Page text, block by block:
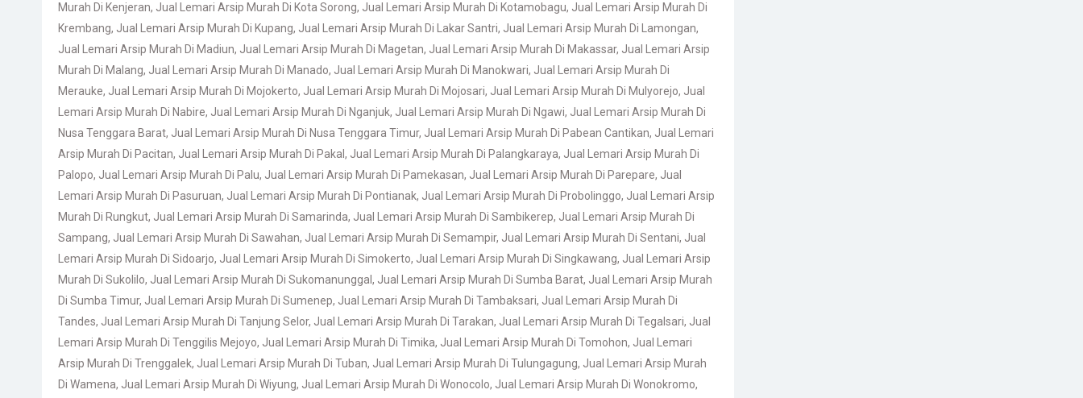
Murah Di Kenjeran, Jual Lemari Arsip Murah Di Kota Sorong, Jual Lemari Arsip Murah Di Kotamobagu, Jual Lemari Arsip Murah Di
Krembang, Jual Lemari Arsip Murah Di Kupang, Jual Lemari Arsip Murah Di Lakar Santri, Jual Lemari Arsip Murah Di Lamongan,
Jual Lemari Arsip Murah Di Madiun, Jual Lemari Arsip Murah Di Magetan, Jual Lemari Arsip Murah Di Makassar, Jual Lemari Arsip
Murah Di Malang, Jual Lemari Arsip Murah Di Manado, Jual Lemari Arsip Murah Di Manokwari, Jual Lemari Arsip Murah Di
Merauke, Jual Lemari Arsip Murah Di Mojokerto, Jual Lemari Arsip Murah Di Mojosari, Jual Lemari Arsip Murah Di Mulyorejo, Jual
Lemari Arsip Murah Di Nabire, Jual Lemari Arsip Murah Di Nganjuk, Jual Lemari Arsip Murah Di Ngawi, Jual Lemari Arsip Murah Di
Nusa Tenggara Barat, Jual Lemari Arsip Murah Di Nusa Tenggara Timur, Jual Lemari Arsip Murah Di Pabean Cantikan, Jual Lemari
Arsip Murah Di Pacitan, Jual Lemari Arsip Murah Di Pakal , Jual Lemari Arsip Murah Di Palangkaraya, Jual Lemari Arsip Murah Di
Palopo, Jual Lemari Arsip Murah Di Palu, Jual Lemari Arsip Murah Di Pamekasan, Jual Lemari Arsip Murah Di Parepare, Jual
Lemari Arsip Murah Di Pasuruan, Jual Lemari Arsip Murah Di Pontianak, Jual Lemari Arsip Murah Di Probolinggo, Jual Lemari Arsip
Murah Di Rungkut, Jual Lemari Arsip Murah Di Samarinda, Jual Lemari Arsip Murah Di Sambikerep, Jual Lemari Arsip Murah Di
Sampang, Jual Lemari Arsip Murah Di Sawahan, Jual Lemari Arsip Murah Di Semampir, Jual Lemari Arsip Murah Di Sentani, Jual
Lemari Arsip Murah Di Sidoarjo, Jual Lemari Arsip Murah Di Simokerto, Jual Lemari Arsip Murah Di Singkawang, Jual Lemari Arsip
Murah Di Sukolilo, Jual Lemari Arsip Murah Di Sukomanunggal , Jual Lemari Arsip Murah Di Sumba Barat, Jual Lemari Arsip Murah
Di Sumba Timur, Jual Lemari Arsip Murah Di Sumenep, Jual Lemari Arsip Murah Di Tambaksari, Jual Lemari Arsip Murah Di
Tandes, Jual Lemari Arsip Murah Di Tanjung Selor, Jual Lemari Arsip Murah Di Tarakan, Jual Lemari Arsip Murah Di Tegalsari, Jual
Lemari Arsip Murah Di Tenggilis Mejoyo, Jual Lemari Arsip Murah Di Timika, Jual Lemari Arsip Murah Di Tomohon, Jual Lemari
Arsip Murah Di Trenggalek, Jual Lemari Arsip Murah Di Tuban, Jual Lemari Arsip Murah Di Tulungagung, Jual Lemari Arsip Murah
Di Wamena, Jual Lemari Arsip Murah Di Wiyung, Jual Lemari Arsip Murah Di Wonocolo, Jual Lemari Arsip Murah Di Wonokromo,